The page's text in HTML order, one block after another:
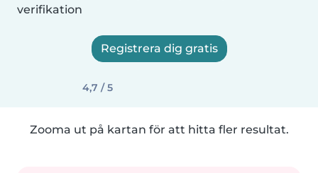
verifikation
Registrera dig gratis
4,7 / 5
Zooma ut på kartan för att hitta fler resultat.